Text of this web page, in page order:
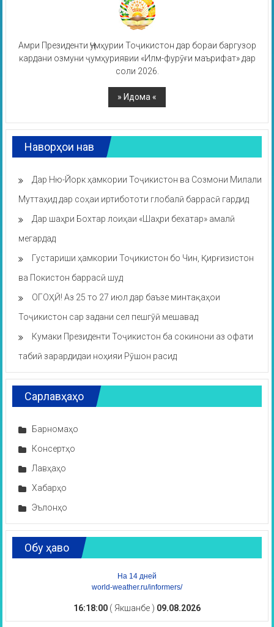
Амри Президенти Ҷумҳурии Тоҷикистон дар бораи баргузор
кардани озмуни ҷумҳуриявии «Илм-фурӯғи маърифат» дар
соли 2026.
Наворҳои нав
Дар Ню-Йорк ҳамкории Тоҷикистон ва Созмони Милали
Муттаҳид дар соҳаи иртибототи глобалӣ баррасӣ гардид
Дар шаҳри Бохтар лоиҳаи «Шаҳри бехатар» амалӣ
мегардад
Густариши ҳамкории Тоҷикистон бо Чин, Қирғизистон
ва Покистон баррасӣ шуд
ОГОҲӢ! Аз 25 то 27 июл дар баъзе минтақаҳои
Тоҷикистон сар задани сел пешгӯӣ мешавад
Кумаки Президенти Тоҷикистон ба сокинони аз офати
табиӣ зарардидаи ноҳияи Рӯшон расид
Сарлавҳаҳо
Барномаҳо
Консертҳо
Лавҳаҳо
Хабарҳо
Эълонҳо
Обу ҳаво
На 14 дней
world-weather.ru/informers/
16:18:00 ( Якшанбе ) 09.08.2026